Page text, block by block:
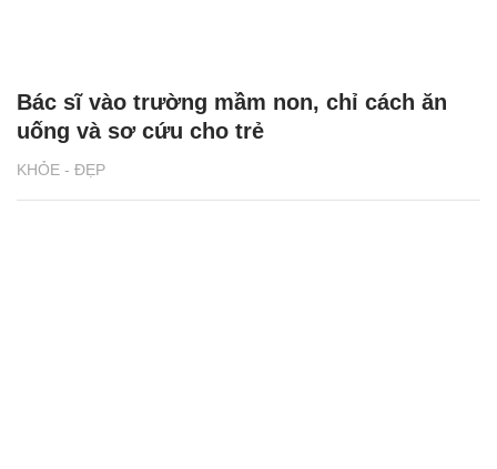
KHỎE - ĐẸP
Bác sĩ vào trường mầm non, chỉ cách ăn
uống và sơ cứu cho trẻ